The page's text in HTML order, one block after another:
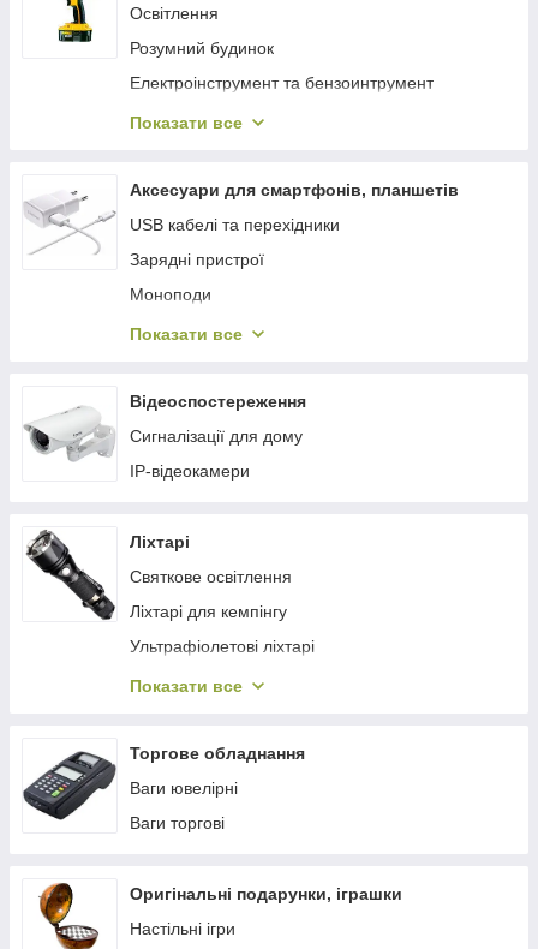
Автомобільні антени
Автомобільні вентилятори
Аксесуари для автомобілів
Зарядні, пуско-зарядні пристрої та аксесуари
Техдопомога
Сигнали
Автокосметика
Автомобільні обігрівачі, тепловентилятори
Автоінструмент та обладнання
Автомобільні інвертори
Аксесуари та монтаж
Джерела живлення
Регулятори напруги, швидкості, температури
Освітлення
Розумний будинок
Електроінструмент та бензоинтрумент
Інструменти
Відлякувачі гризунів, комах, собак
Дзвінки
Сантехніка
Альтернативні джерела енергії
Показати все
Аксесуари для смартфонів, планшетів
USB кабелі та перехідники
Зарядні пристрої
Моноподи
Різне
Кільцеві LED лампи і штативи
Показати все
Відеоспостереження
Сигналізації для дому
IP-відеокамери
Ліхтарі
Святкове освітлення
Ліхтарі для кемпінгу
Ультрафіолетові ліхтарі
Тактичні ліхтарі і ручні
Налобні ліхтарі
Ліхтарі переносні
Підводні ліхтарі
Ліхтарі велосипедні
Шахтарські ліхтарі (коногонки)
Показати все
Торгове обладнання
Ваги ювелірні
Ваги торгові
Оригінальні подарунки, іграшки
Настільні ігри